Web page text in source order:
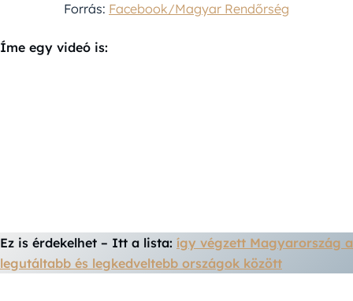
Forrás: Facebook/Magyar Rendőrség
Íme egy videó is:
Ez is érdekelhet – Itt a lista: így végzett Magyarország a
legutáltabb és legkedveltebb országok között